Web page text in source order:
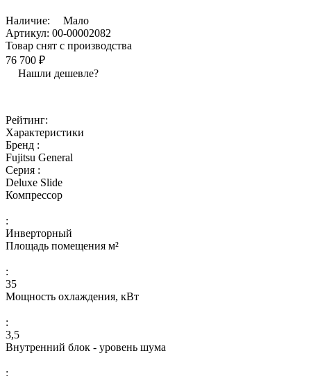
Наличие:
Мало
Артикул: 00-00002082
Товар снят с производства
76 700 ₽
Нашли дешевле?
Рейтинг:
Характеристики
Бренд :
Fujitsu General
Серия :
Deluxe Slide
Компрессор
:
Инверторный
Площадь помещения м²
:
35
Мощность охлаждения, кВт
:
3,5
Внутренний блок - уровень шума
: